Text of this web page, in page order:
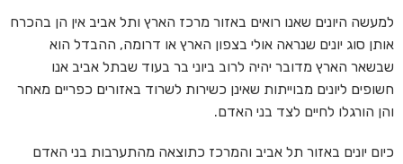
למעשה היונים שאנו רואים באזור מרכז הארץ ותל אביב אין הן בהכרח
אותן סוג יונים שנראה אולי בצפון הארץ או דרומה, ההבדל הוא
שבשאר הארץ מדובר יהיה לרוב ביוני בר בעוד שבתל אביב אנו
חשופים ליונים מבוייתות שאינן כשירות לשרוד באזורים כפריים מאחר
והן הורגלו לחיים לצד בני האדם.
כיום יונים באזור תל אביב והמרכז כתוצאה מהתערבות בני האדם